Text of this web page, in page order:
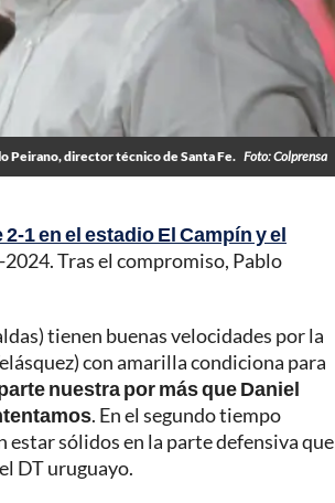
Peirano, director técnico de Santa Fe. Foto: Colprensa
1 en el estadio El Campín y el
Tras el compromiso, Pablo
tienen buenas velocidades por la
con amarilla condiciona para
nuestra por más que Daniel
. En el segundo tiempo
sólidos en la parte defensiva que
DT uruguayo.